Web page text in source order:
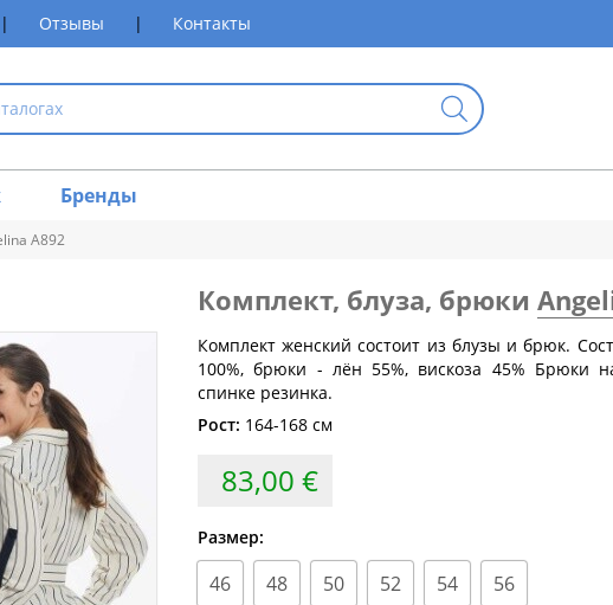
| Отзывы | Контакты
Бренды
А892
(см) Обхват талии (см)
Обхват бедер (см)
60-64
72-76
76-80
104
Комплект, блуза, брюки
Комплект женский состоит из блузы и брюк.
100%, брюки - лён 55%, вискоза 45% Брюки
спинке резинка.
Рост: 164-168 см
83,00 €
Размер:
46 48 50 52 54 56